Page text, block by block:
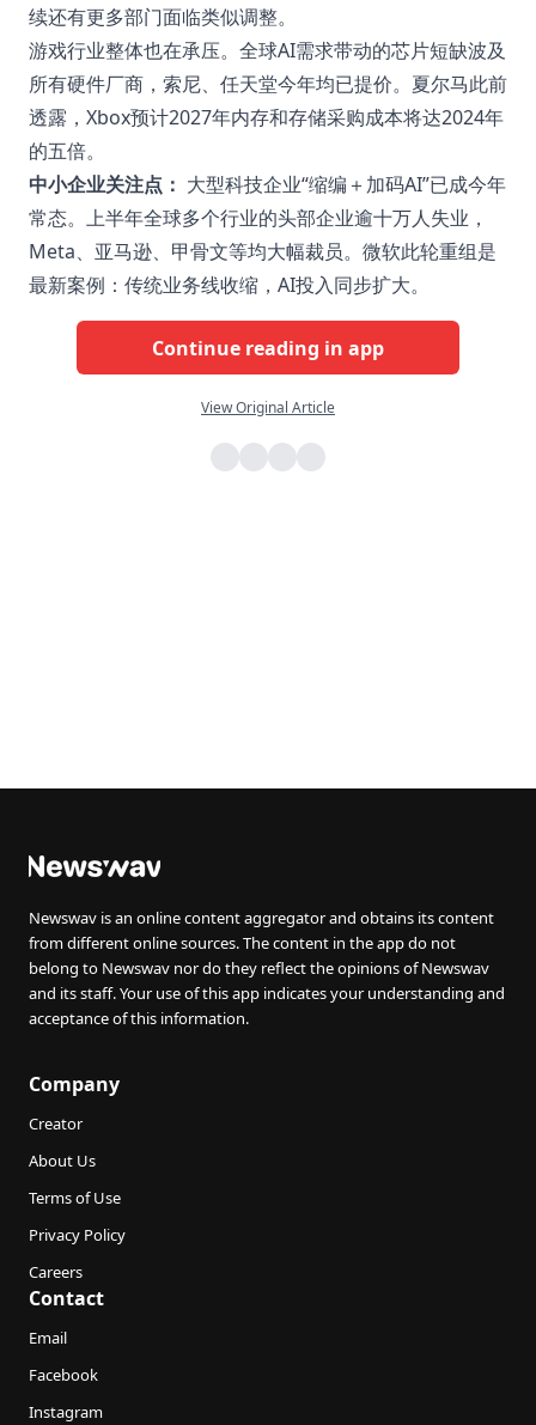
续还有更多部门面临类似调整。
游戏行业整体也在承压。全球AI需求带动的芯片短缺波及
所有硬件厂商，索尼、任天堂今年均已提价。夏尔马此前
透露，Xbox预计2027年内存和存储采购成本将达2024年
的五倍。
中小企业关注点： 大型科技企业“缩编＋加码AI”已成今年
常态。上半年全球多个行业的头部企业逾十万人失业，
Meta、亚马逊、甲骨文等均大幅裁员。微软此轮重组是
最新案例：传统业务线收缩，AI投入同步扩大。
Continue reading in app
View Original Article
Newswav is an online content aggregator and obtains its content
from different online sources. The content in the app do not
belong to Newswav nor do they reflect the opinions of Newswav
and its staff. Your use of this app indicates your understanding and
acceptance of this information.
Company
Creator
About Us
Terms of Use
Privacy Policy
Careers
Contact
Email
Facebook
Instagram